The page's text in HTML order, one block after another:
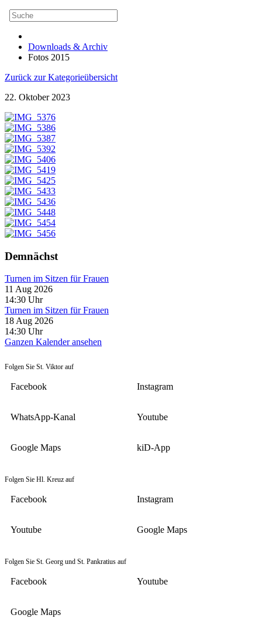
Downloads & Archiv
Fotos 2015
Zurück zur Kategorieübersicht
22. Oktober 2023
Demnächst
Turnen im Sitzen für Frauen
11 Aug 2026
14:30 Uhr
Turnen im Sitzen für Frauen
18 Aug 2026
14:30 Uhr
Ganzen Kalender ansehen
Folgen Sie St. Viktor auf
Facebook Instagram
WhatsApp-Kanal Youtube
Google Maps kiD-App
Folgen Sie Hl. Kreuz auf
Facebook Instagram
Youtube Google Maps
Folgen Sie St. Georg und St. Pankratius auf
Facebook Youtube
Google Maps